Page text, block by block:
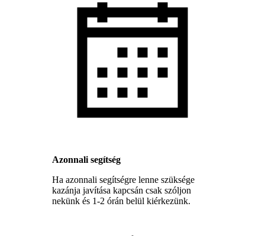
Azonnali segítség
Ha azonnali segítségre lenne szüksége
kazánja javítása kapcsán csak szóljon
nekünk és 1-2 órán belül kiérkezünk.